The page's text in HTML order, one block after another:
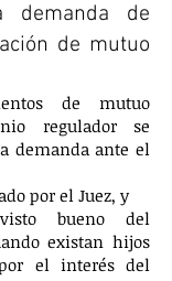
demanda de
de mutuo
de mutuo
regulador se
demanda ante el
por el Juez, y
bueno del
existan hijos
el interés del